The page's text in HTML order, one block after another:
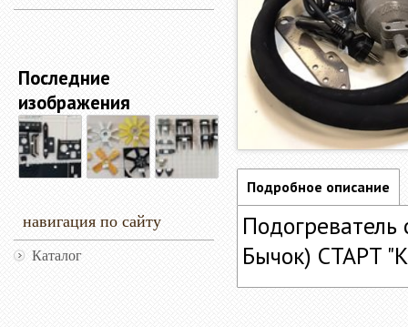
Последние
изображения
навигация по сайту
Каталог
Подробное описание
Бычок) СТАРТ